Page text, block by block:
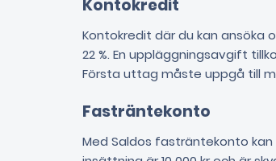
Kontokredit
Kontokredit där du kan ansöka
22 %. En uppläggningsavgift
Första uttag måste uppgå till
Fasträntekonto
Med Saldos fasträntekonto